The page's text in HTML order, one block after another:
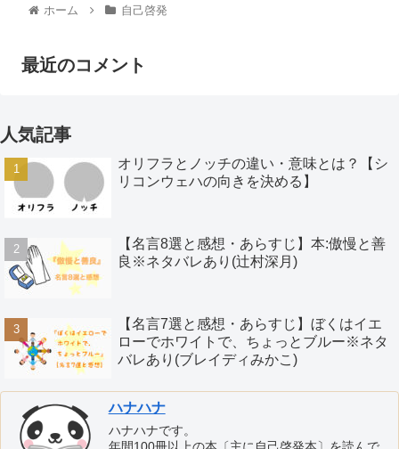
ホーム 自己啓発
最近のコメント
人気記事
オリフラとノッチの違い・意味とは？【シ
リコンウェハの向きを決める】
【名言8選と感想・あらすじ】本:傲慢と善
良※ネタバレあり(辻村深月)
【名言7選と感想・あらすじ】ぼくはイエ
ローでホワイトで、ちょっとブルー※ネタ
バレあり(ブレイディみかこ)
ハナハナ
ハナハナです。